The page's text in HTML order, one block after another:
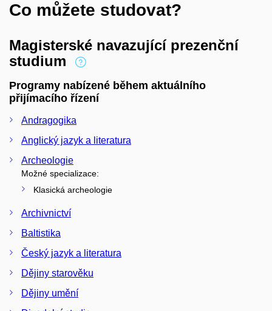
Co můžete studovat?
Magisterské navazující prezenční
studium
Programy nabízené během aktuálního
přijímacího řízení
Andragogika
Anglický jazyk a literatura
Archeologie
Možné specializace:
Klasická archeologie
Archivnictví
Baltistika
Český jazyk a literatura
Dějiny starověku
Dějiny umění